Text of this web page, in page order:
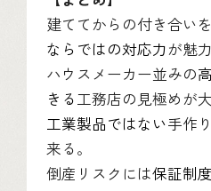
建ててからの付き合いを
ならではの対応力が魅力
ハウスメーカー並みの
きる工務店の見極めが大
工業製品ではない手作
来る。
倒産リスクには保証制